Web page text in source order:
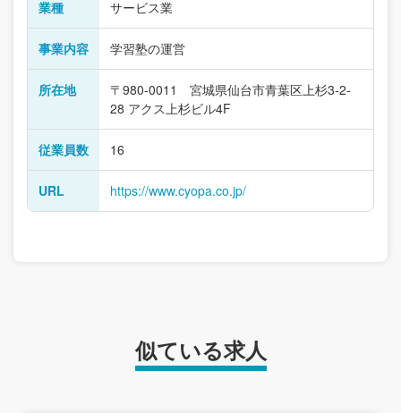
業種 サービス業
事業内容 学習塾の運営
所在地
〒980-0011 宮城県仙台市青葉区上杉3-2-
28 アクス上杉ビル4F
従業員数 16
URL https://www.cyopa.co.jp/
似ている求人